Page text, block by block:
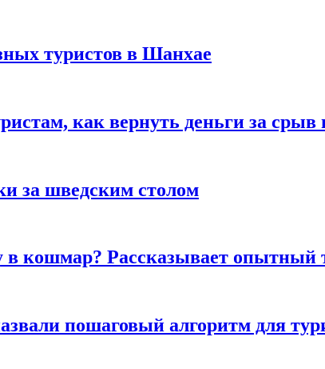
туристов в Шанхае
как вернуть деньги за срыв
за шведским столом
в кошмар? Рассказывает опытный
пошаговый алгоритм для